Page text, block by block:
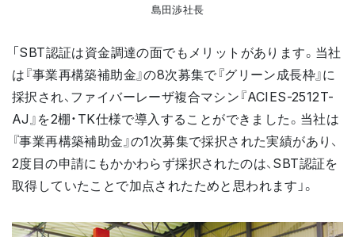
島田渉社長
「SBT認証は資金調達の面でもメリットがあります。当社
は『事業再構築補助金』の8次募集で『グリーン成長枠』に
採択され、ファイバーレーザ複合マシン『ACIES-2512T-
AJ』を2棚・TK仕様で導入することができました。当社は
『事業再構築補助金』の1次募集で採択された実績があり、
2度目の申請にもかかわらず採択されたのは、SBT認証を
取得していたことで加点されたためと思われます」。